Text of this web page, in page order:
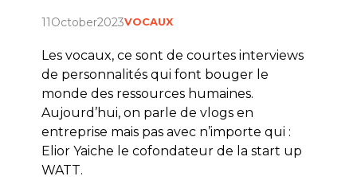
11October2023VOCAUX
Les vocaux, ce sont de courtes interviews
de personnalités qui font bouger le
monde des ressources humaines.
Aujourd’hui, on parle de vlogs en
entreprise mais pas avec n’importe qui :
Elior Yaiche le cofondateur de la start up
WATT.